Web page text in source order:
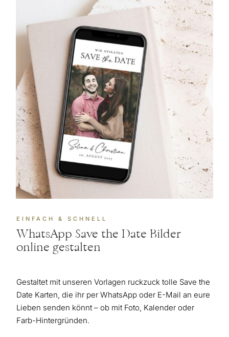
EINFACH & SCHNELL
WhatsApp Save the Date Bilder
online gestalten
Gestaltet mit unseren Vorlagen ruckzuck tolle Save the
Date Karten, die ihr per WhatsApp oder E-Mail an eure
Lieben senden könnt – ob mit Foto, Kalender oder
Farb-Hintergründen.